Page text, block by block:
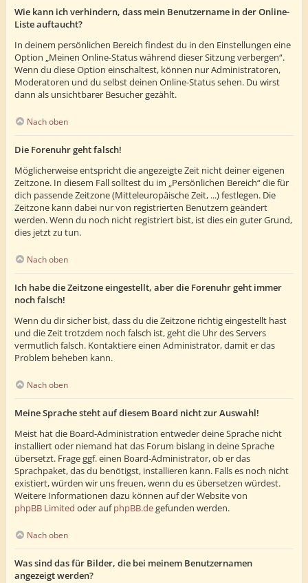
Wie kann ich verhindern, dass mein Benutzername in der Online-
Liste auftaucht?
In deinem persönlichen Bereich findest du in den Einstellungen eine
Option „Meinen Online-Status während dieser Sitzung verbergen“.
Wenn du diese Option einschaltest, können nur Administratoren,
Moderatoren und du selbst deinen Online-Status sehen. Du wirst
dann als unsichtbarer Besucher gezählt.
Nach oben
Die Forenuhr geht falsch!
Möglicherweise entspricht die angezeigte Zeit nicht deiner eigenen
Zeitzone. In diesem Fall solltest du im „Persönlichen Bereich“ die für
dich passende Zeitzone (Mitteleuropäische Zeit, ...) festlegen. Die
Zeitzone kann dabei nur von registrierten Benutzern geändert
werden. Wenn du noch nicht registriert bist, ist dies ein guter Grund,
dies jetzt zu tun.
Nach oben
Ich habe die Zeitzone eingestellt, aber die Forenuhr geht immer
noch falsch!
Wenn du dir sicher bist, dass du die Zeitzone richtig eingestellt hast
und die Zeit trotzdem noch falsch ist, geht die Uhr des Servers
vermutlich falsch. Kontaktiere einen Administrator, damit er das
Problem beheben kann.
Nach oben
Meine Sprache steht auf diesem Board nicht zur Auswahl!
Meist hat die Board-Administration entweder deine Sprache nicht
installiert oder niemand hat das Forum bislang in deine Sprache
übersetzt. Frage ggf. einen Board-Administrator, ob er das
Sprachpaket, das du benötigst, installieren kann. Falls es noch nicht
existiert, würden wir uns freuen, wenn du es übersetzen würdest.
Weitere Informationen dazu können auf der Website von
phpBB Limited oder aufphpBB.degefunden werden.
Nach oben
Was sind das für Bilder, die bei meinem Benutzernamen
angezeigt werden?